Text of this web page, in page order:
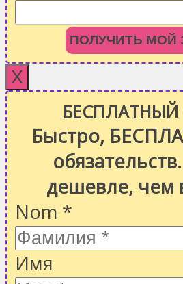
ПОЛУЧИТЬ МОЙ
X
БЕСПЛАТНЫЙ
Быстро,
дешевле, чем
Nom *
Имя